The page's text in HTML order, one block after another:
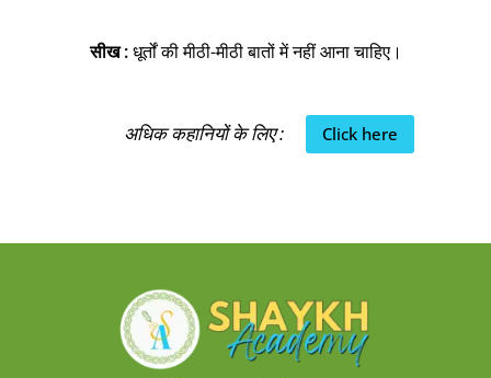
सीख :धूर्तों की मीठी-मीठी बातों में नहीं आना चाहिए।
अधिक कहानियों के लिए : Click here